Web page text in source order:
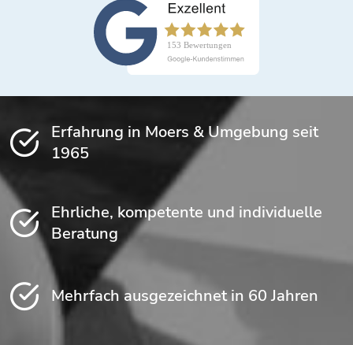
Erfahrung in Moers & Umgebung seit
1965
Ehrliche, kompetente und individuelle
Beratung
Mehrfach ausgezeichnet in 60 Jahren